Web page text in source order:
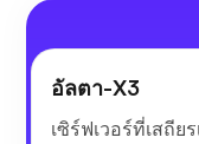
อัลตา-X3
เซิร์ฟเวอร์ที่เสถี